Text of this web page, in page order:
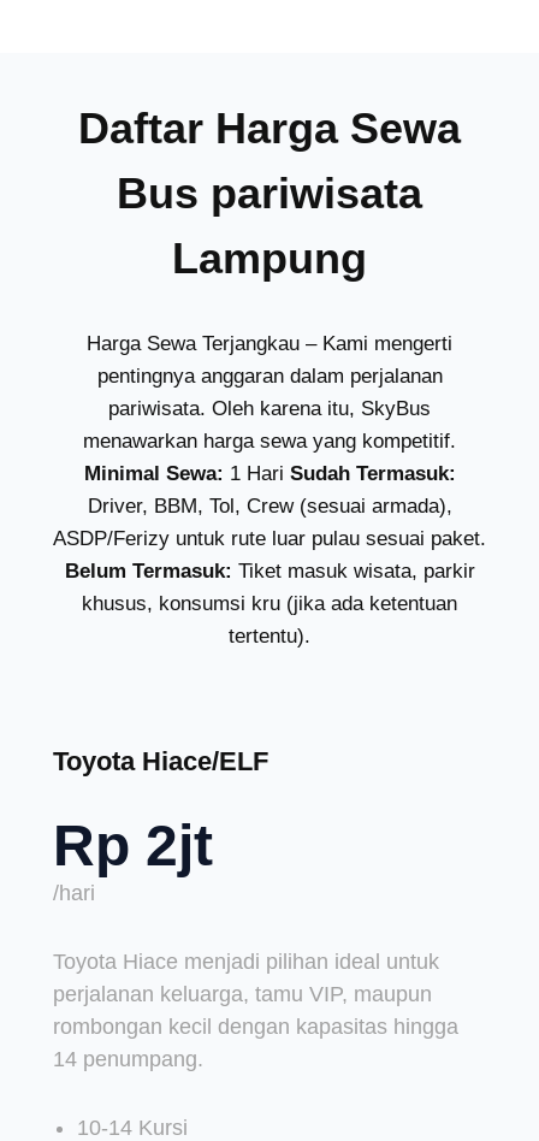
Daftar Harga Sewa
Bus pariwisata
Lampung
Harga Sewa Terjangkau – Kami mengerti
pentingnya anggaran dalam perjalanan
pariwisata. Oleh karena itu, SkyBus
menawarkan harga sewa yang kompetitif.
Minimal Sewa: 1 Hari Sudah Termasuk:
Driver, BBM, Tol, Crew (sesuai armada),
ASDP/Ferizy untuk rute luar pulau sesuai paket.
Belum Termasuk: Tiket masuk wisata, parkir
khusus, konsumsi kru (jika ada ketentuan
tertentu).
Toyota Hiace/ELF
Rp 2jt
/hari
Toyota Hiace menjadi pilihan ideal untuk
perjalanan keluarga, tamu VIP, maupun
rombongan kecil dengan kapasitas hingga
14 penumpang.
10-14 Kursi